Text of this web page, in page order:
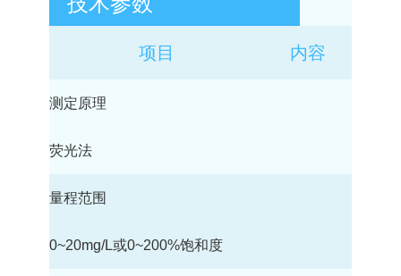
项目 内容
测定原理
荧光法
量程范围
0~20mg/L或0~200%饱和度